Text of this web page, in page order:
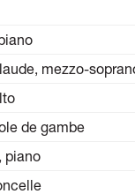
mezzo-
de gambe
piano